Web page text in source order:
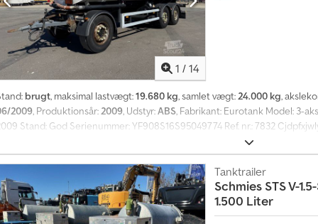
1 / 14
brugt, maksimal lastvægt:19.680 kg, samlet vægt:24.000 kg,
2009, Produktionsår:2009, Udstyr:ABS, Fabrikant: Eurotank Model: 3-
Stand: God Serienummer: YF908S16S95049774 Ref. nr.: 7832
Skivebremser: ? ABS: ? Bagaksler: SAF Affjedring: Luft Dækstørrelse: 385 /
? Totalvægt: 24.000 kg Egenvægt: 4.320 kg Lasteevne:
(10.000 L + 5.000 L + 5.000 L + 5.000 L)
Tanktrailer
Schmies STS V-
1.500 Liter
l
g
t
i
l
m
e
r
e